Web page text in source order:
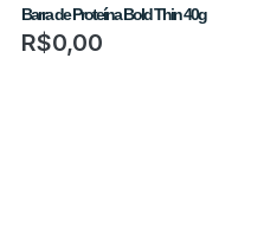
Barra de Proteína Bold Thin 40g
R$0,00